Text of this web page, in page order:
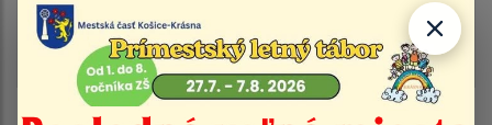
Rokovací poriadok Miestneho zastupiteľstva MČ Košice -
Krásna | PDF | 0.14 Mb
Dátum vyvesenia:17.02.2018